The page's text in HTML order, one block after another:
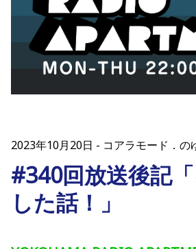
2023年10月20日 コアラモード．の
#340回放送後記
した話！」